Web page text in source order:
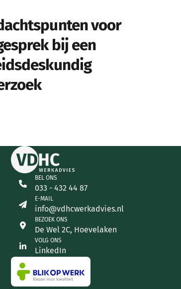
voor
bij een
BEL ONS
033 - 432 44 87
E-MAIL
info@vdhcwerkadvies.nl
BEZOEK ONS
De Wel 2C, Hoevelaken
VOLG ONS
LinkedIn